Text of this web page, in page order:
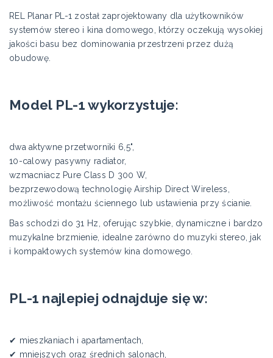
REL Planar PL-1 został zaprojektowany dla użytkowników
systemów stereo i kina domowego, którzy oczekują wysokiej
jakości basu bez dominowania przestrzeni przez dużą
obudowę.
Model PL-1 wykorzystuje:
dwa aktywne przetworniki 6,5",
10-calowy pasywny radiator,
wzmacniacz Pure Class D 300 W,
bezprzewodową technologię Airship Direct Wireless,
możliwość montażu ściennego lub ustawienia przy ścianie.
Bas schodzi do 31 Hz, oferując szybkie, dynamiczne i bardzo
muzykalne brzmienie, idealne zarówno do muzyki stereo, jak
i kompaktowych systemów kina domowego.
PL-1 najlepiej odnajduje się w:
✔ mieszkaniach i apartamentach,
✔ mniejszych oraz średnich salonach,